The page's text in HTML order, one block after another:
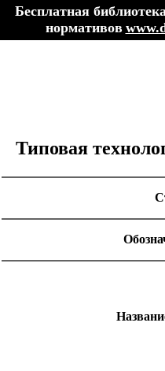
Бесплатная
нормативов
Типовая